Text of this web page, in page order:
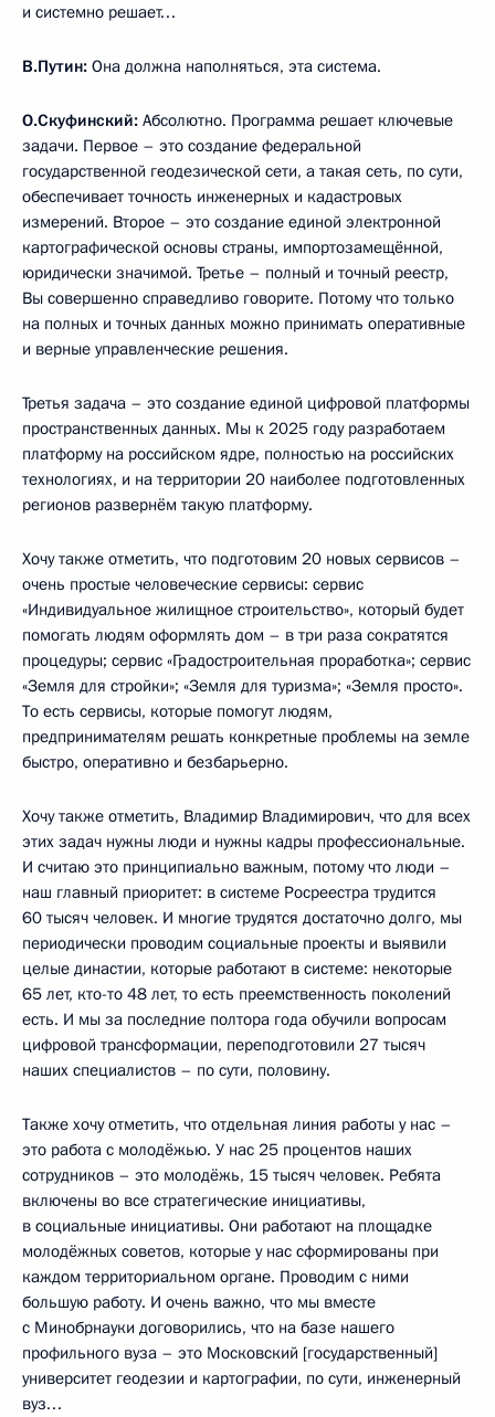
и системно решает…
В.Путин: Она должна наполняться, эта система.
О.Скуфинский: Абсолютно. Программа решает ключевые
задачи. Первое – это создание федеральной
государственной геодезической сети, а такая сеть, по сути,
обеспечивает точность инженерных и кадастровых
измерений. Второе – это создание единой электронной
картографической основы страны, импортозамещённой,
юридически значимой. Третье – полный и точный реестр,
Вы совершенно справедливо говорите. Потому что только
на полных и точных данных можно принимать оперативные
и верные управленческие решения.
Третья задача – это создание единой цифровой платформы
пространственных данных. Мы к 2025 году разработаем
платформу на российском ядре, полностью на российских
технологиях, и на территории 20 наиболее подготовленных
регионов развернём такую платформу.
Хочу также отметить, что подготовим 20 новых сервисов –
очень простые человеческие сервисы: сервис
«Индивидуальное жилищное строительство», который будет
помогать людям оформлять дом – в три раза сократятся
процедуры; сервис «Градостроительная проработка»; сервис
«Земля для стройки»; «Земля для туризма»; «Земля просто».
То есть сервисы, которые помогут людям,
предпринимателям решать конкретные проблемы на земле
быстро, оперативно и безбарьерно.
Хочу также отметить, Владимир Владимирович, что для всех
этих задач нужны люди и нужны кадры профессиональные.
И считаю это принципиально важным, потому что люди –
наш главный приоритет: в системе Росреестра трудится
60 тысяч человек. И многие трудятся достаточно долго, мы
периодически проводим социальные проекты и выявили
целые династии, которые работают в системе: некоторые
65 лет, кто-то 48 лет, то есть преемственность поколений
есть. И мы за последние полтора года обучили вопросам
цифровой трансформации, переподготовили 27 тысяч
наших специалистов – по сути, половину.
Также хочу отметить, что отдельная линия работы у нас –
это работа с молодёжью. У нас 25 процентов наших
сотрудников – это молодёжь, 15 тысяч человек. Ребята
включены во все стратегические инициативы,
в социальные инициативы. Они работают на площадке
молодёжных советов, которые у нас сформированы при
каждом территориальном органе. Проводим с ними
большую работу. И очень важно, что мы вместе
с Минобрнауки договорились, что на базе нашего
профильного вуза – это Московский [государственный]
университет геодезии и картографии, по сути, инженерный
вуз…